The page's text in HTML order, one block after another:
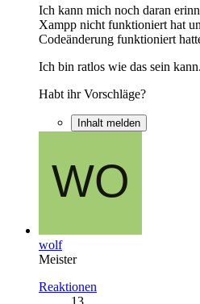
Ich kann mich noch daran
Xampp nicht funktioniert hat
Codeänderung funktioniert
Ich bin ratlos wie das sein kann.
Habt ihr Vorschläge?
Inhalt melden
wolf
Meister
Reaktionen
13